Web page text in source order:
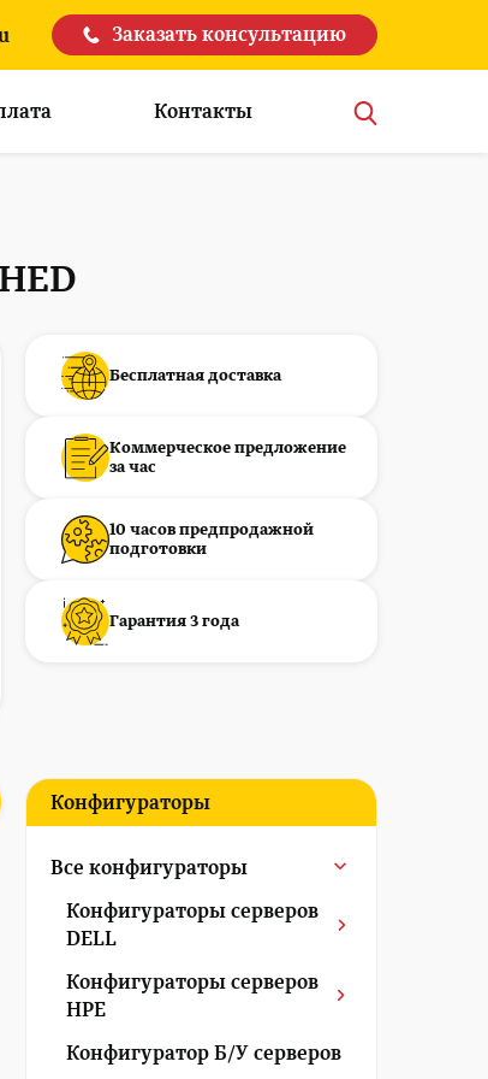
Заказать консультацию
Контакты
Бесплатная доставка
Коммерческое предложение
за час
10 часов предпродажной
подготовки
Гарантия 3 года
Конфигураторы
Все конфигураторы
Конфигураторы серверов
DELL
Конфигураторы серверов
HPE
Конфигуратор Б/У серверов